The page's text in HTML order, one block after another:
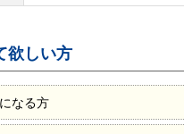
欲しい方
なる方